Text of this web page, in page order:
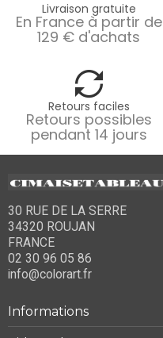
Livraison gratuite
En France à partir de
129 € d'achats
Retours faciles
Retours possibles
pendant 14 jours
30 RUE DE LA SERRE
34320 ROUJAN
FRANCE
02 30 96 05 86
info@colorart.fr
Informations